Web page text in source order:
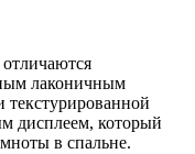
лаконичным
текстурированной
дисплеем, который
в спальне.